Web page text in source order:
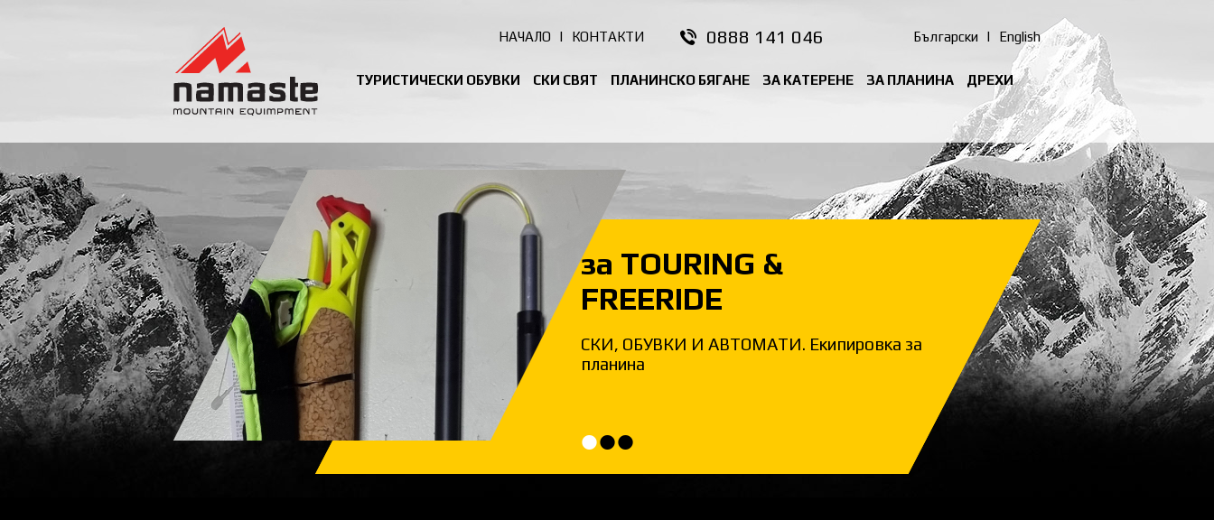
НАЧАЛО | КОНТАКТИ 0888 141 046 Български | English
ТУРИСТИЧЕСКИ ОБУВКИ СКИ СВЯТ ПЛАНИНСКО БЯГАНЕ ЗА КАТЕРЕНЕ ЗА ПЛАНИНА ДРЕХИ
за TOURING &
FREERIDE
СКИ, ОБУВКИ И АВТОМАТИ. Екипировка за
планина
•••